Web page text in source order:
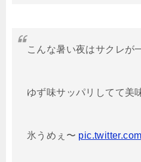
こんな暑い夜はサクレが
ゆず味サッパリしてて美
氷うめぇ〜